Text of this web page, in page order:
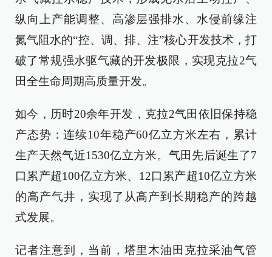
纵向上产能调整、高渗层强排水、水侵前缘注
氮气阻水的“控、调、排、注”核心开发技术，打
破了常规强水驱气藏的开发极限，实现克拉2气
田全生命周期高质量开发。
如今，历时20余年开发，克拉2气田依旧保持稳
产态势：连续10年稳产60亿立方米左右，累计
生产天然气近1530亿立方米。气田先后诞生了7
口累产超100亿立方米、12口累产超10亿立方米
的高产气井，实现了从高产到长期稳产的跨越
式发展。
记者注意到，当前，塔里木油田克拉采油气管